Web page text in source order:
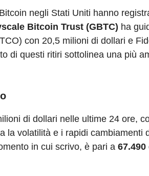
negli Stati Uniti hanno
Bitcoin Trust (GBTC) ha
con 20,5 milioni di dollari e
di questi ritiri sottolinea una più
di dollari nelle ultime 24 ore,
la volatilità e i rapidi cambiamenti
in cui scrivo, è pari a